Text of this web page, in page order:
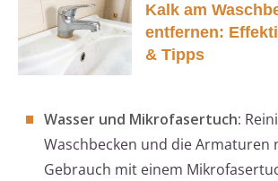
Kalk am
entfernen:
& Tipps
Wasser und Mikrofasertuch:
Waschbecken und die Armaturen
Gebrauch mit einem